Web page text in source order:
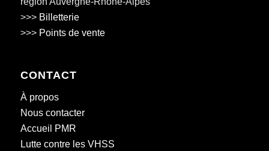
>>> Billetterie
>>> Points de vente
CONTACT
À propos
Nous contacter
Accueil PMR
Lutte contre les VHSS